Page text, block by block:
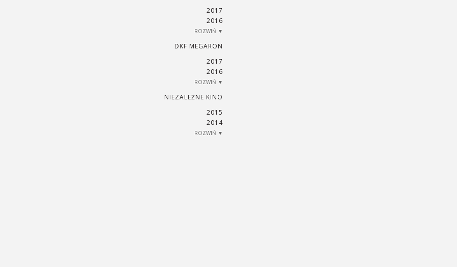
2017
2016
2015
2014
2013
2012
2011
2010
2009
2008
2007
DKF MEGARON
2017
2016
2015
2014
2013
2012
2011
2010
2009
2008
2007
NIEZALEŻNE KINO
2015
2014
2013
2012
2011
2010
2009
2008
2007
2006
2005
2004